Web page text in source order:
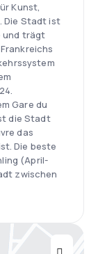
Kunst,
Die Stadt ist
und trägt
Gare du
die Stadt
das
Die beste
(April-
zwischen